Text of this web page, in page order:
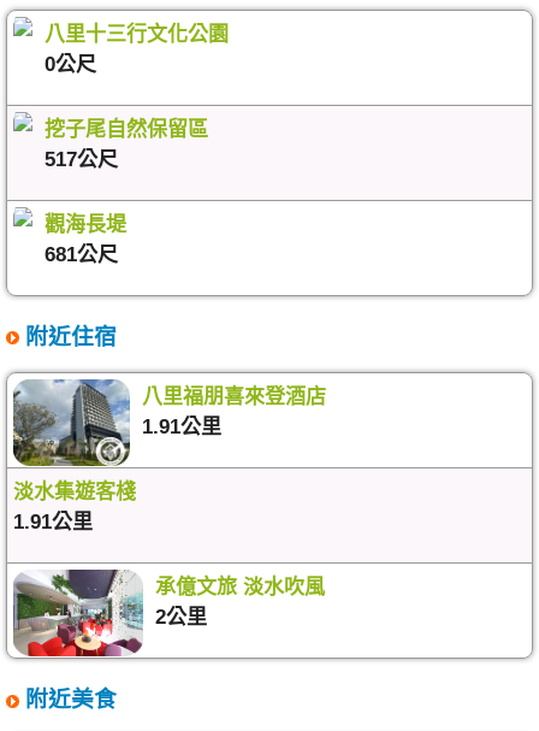
八里十三行文化公園
0公尺
挖子尾自然保留區
517公尺
觀海長堤
681公尺
附近住宿
八里福朋喜來登酒店
1.91公里
淡水集遊客棧
1.91公里
承億文旅 淡水吹風
2公里
附近美食